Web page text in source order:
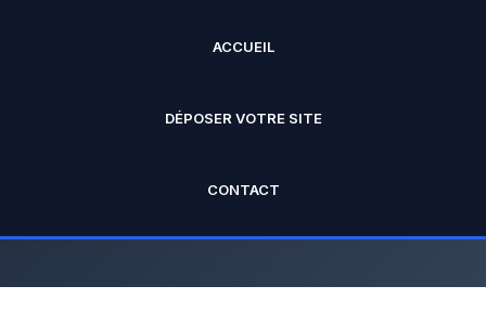
ACCUEIL
DÉPOSER VOTRE SITE
CONTACT
ANNUAIRE PRO